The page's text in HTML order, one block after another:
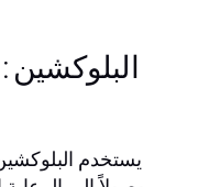
يستخدم